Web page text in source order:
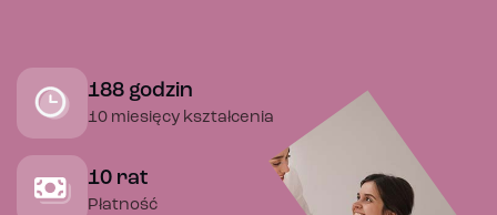
188 godzin
10 miesięcy kształcenia
10 rat
Płatność